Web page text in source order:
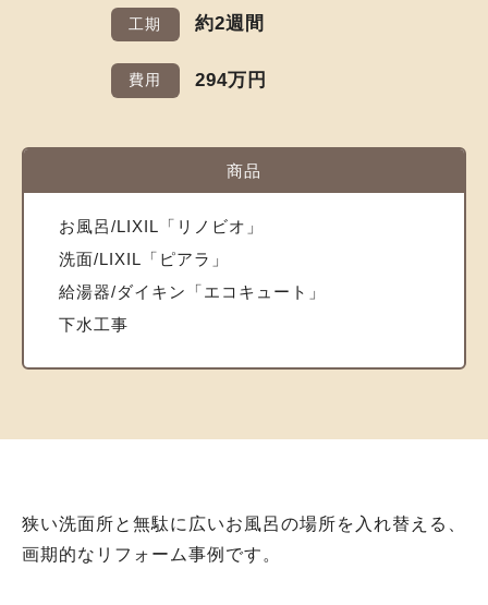
工期 約2週間
費用 294万円
商品
お風呂/LIXIL「リノビオ」
洗面/LIXIL「ピアラ」
給湯器/ダイキン「エコキュート」
下水工事
狭い洗面所と無駄に広いお風呂の場所を入れ替える、
画期的なリフォーム事例です。